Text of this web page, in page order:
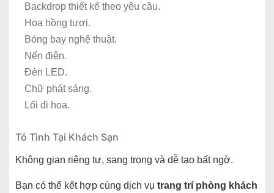
Backdrop thiết kế theo yêu cầu.
Hoa hồng tươi.
Bóng bay nghệ thuật.
Nến điện.
Đèn LED.
Chữ phát sáng.
Lối đi hoa.
Tỏ Tình Tại Khách Sạn
Không gian riêng tư, sang trọng và dễ tạo bất ngờ.
Bạn có thể kết hợp cùng dịch vụ trang trí phòng khách